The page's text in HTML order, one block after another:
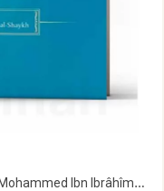
Explication de kashf ash-shoubouhat - Mohammed Ibn Ibrâhîm Ash-Shaykh - Al Bayyinah